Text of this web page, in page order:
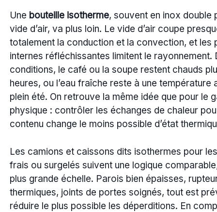
Une bouteille isotherme, souvent en inox double
vide d’air, va plus loin. Le vide d’air coupe
totalement la conduction et la convection, et les
internes réfléchissantes limitent le rayonnement.
conditions, le café ou la soupe restent chauds
heures, ou l’eau fraîche reste à une température
plein été. On retrouve la même idée que pour le
physique : contrôler les échanges de chaleur
contenu change le moins possible d’état
Les camions et caissons dits isothermes pour
frais ou surgelés suivent une logique
plus grande échelle. Parois bien épaisses,
thermiques, joints de portes soignés, tout est
réduire le plus possible les déperditions. En